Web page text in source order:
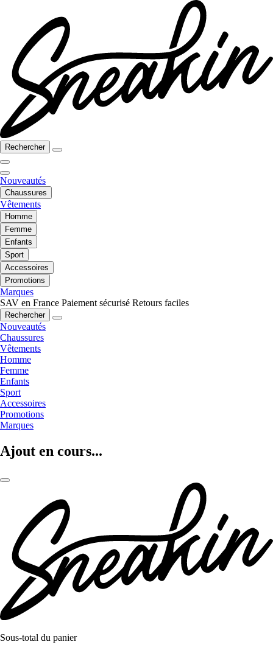
Rechercher
Nouveautés
Chaussures
Vêtements
Homme
Femme
Enfants
Sport
Accessoires
Promotions
Marques
SAV en France Paiement sécurisé Retours faciles
Rechercher
Nouveautés
Chaussures
Vêtements
Homme
Femme
Enfants
Sport
Accessoires
Promotions
Marques
Ajout en cours...
Sous-total du panier